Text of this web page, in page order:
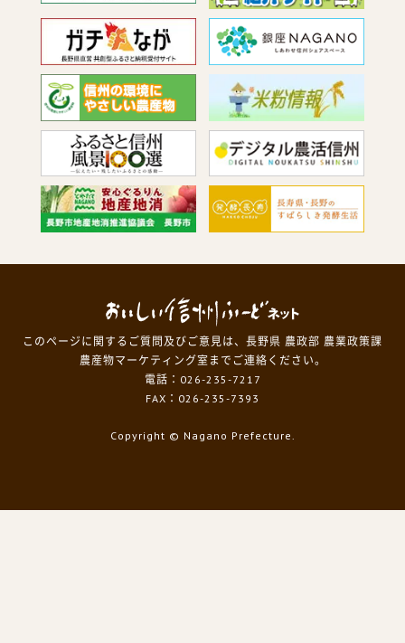
このページに関するご質問及びご意見は、長野県 農政部 農業政策課
農産物マーケティング室までご連絡ください。
電話：026-235-7217
FAX：026-235-7393
Copyright © Nagano Prefecture.